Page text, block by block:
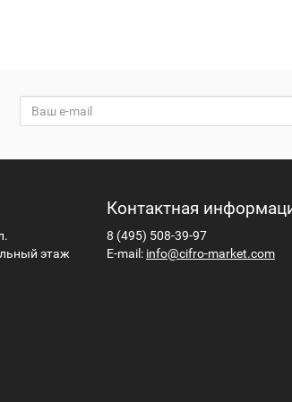
этаж
Контактная
8 (495) 508-39-97
E-mail: info@cifro-market.com